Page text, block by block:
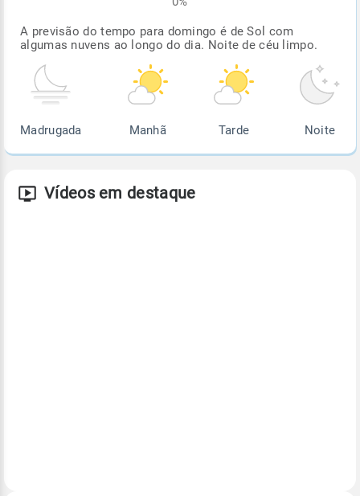
A previsão do tempo para domingo é de Sol com
algumas nuvens ao longo do dia. Noite de céu limpo.
Madrugada Manhã Tarde Noite
Vídeos em destaque